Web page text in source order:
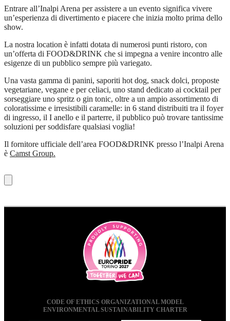
Entrare all’Inalpi Arena per assistere a un evento significa vivere
un’esperienza di divertimento e piacere che inizia molto prima dello
show.
La nostra location è infatti dotata di numerosi punti ristoro, con
un’offerta di FOOD&DRINK che si impegna a venire incontro alle
esigenze di un pubblico sempre più variegato.
Una vasta gamma di panini, saporiti hot dog, snack dolci, proposte
vegetariane, vegane e per celiaci, uno stand dedicato ai cocktail per
sorseggiare uno spritz o gin tonic, oltre a un ampio assortimento di
coloratissime e irresistibili caramelle: in 6 stand distribuiti tra il foyer
di ingresso, il I anello e il parterre, il pubblico può trovare tantissime
soluzioni per soddisfare qualsiasi voglia!
Il fornitore ufficiale dell’area FOOD&DRINK presso l’Inalpi Arena
è Camst Group.
CODE OF ETHICS ORGANIZATIONAL MODEL
ENVIRONMENTAL SUSTAINABILITY CHARTER